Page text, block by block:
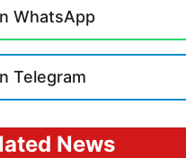
WhatsApp
Telegram
News